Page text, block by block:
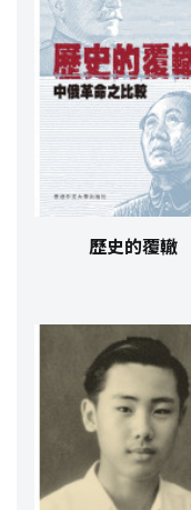
歷史的覆轍